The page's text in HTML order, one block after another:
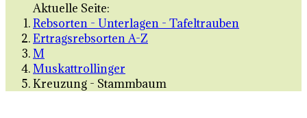
Aktuelle Seite:
Rebsorten - Unterlagen - Tafeltrauben
Ertragsrebsorten A-Z
M
Muskattrollinger
Kreuzung - Stammbaum